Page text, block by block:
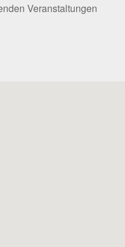
Veranstaltungen